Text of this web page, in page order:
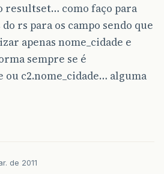
resultset… como faço para
rs para os campo sendo que
apenas nome_cidade e
sempre se é
ou c2.nome_cidade… alguma
de 2011